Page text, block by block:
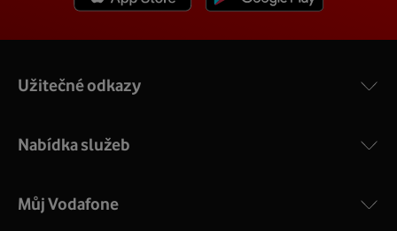
Užitečné odkazy
Nabídka služeb
Můj Vodafone